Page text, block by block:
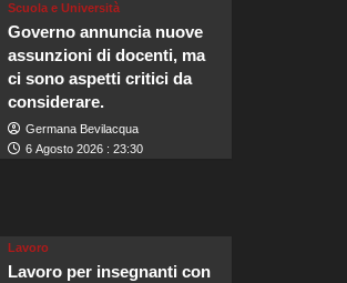
Scuola e Università
Governo annuncia nuove
assunzioni di docenti, ma
ci sono aspetti critici da
considerare.
Germana Bevilacqua
6 Agosto 2026 : 23:30
Lavoro
Lavoro per insegnanti con